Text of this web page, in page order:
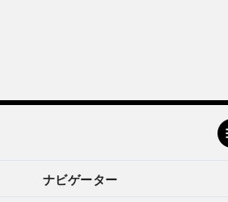
ナビゲーター